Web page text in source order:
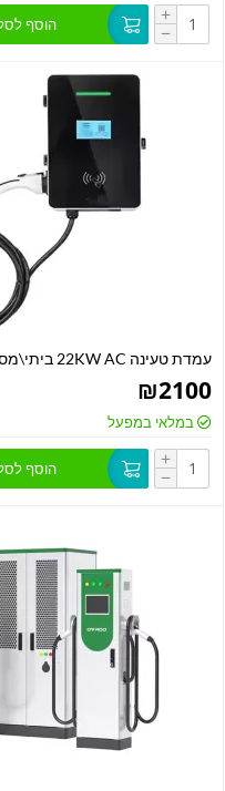
+
− הוסף
עמדת טעינה 22KW AC ביתי\מסחרי
₪2100
במלאי במפעל
+
− הוסף